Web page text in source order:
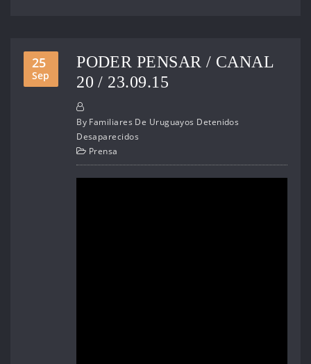
25
Sep
PODER PENSAR / CANAL
20 / 23.09.15
By Familiares De Uruguayos Detenidos
Desaparecidos
Prensa